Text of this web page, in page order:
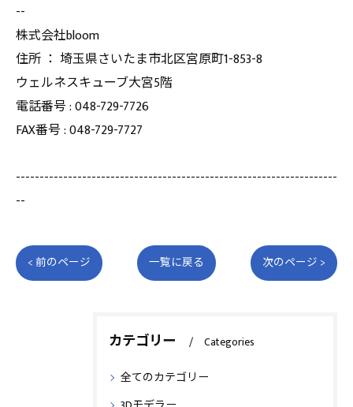
--
株式会社bloom
住所 ： 埼玉県さいたま市北区宮原町1-853-8
ウェルネスキューブ大宮5階
電話番号 : 048-729-7726
FAX番号 : 048-729-7727
--------------------------------------------------------------------
--
< 前のページ 一覧に戻る 次のページ >
カテゴリー Categories
全てのカテゴリー